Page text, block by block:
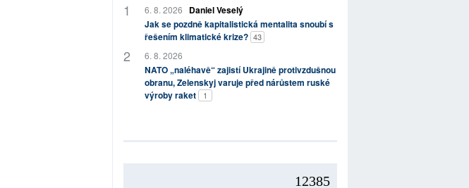
6. 8. 2026
Daniel Veselý
Jak se pozdně kapitalistická mentalita snoubí s
řešením klimatické krize? 43
6. 8. 2026
NATO „naléhavě“ zajistí Ukrajině protivzdušnou
obranu, Zelenskyj varuje před nárůstem ruské
výroby raket
1
12385